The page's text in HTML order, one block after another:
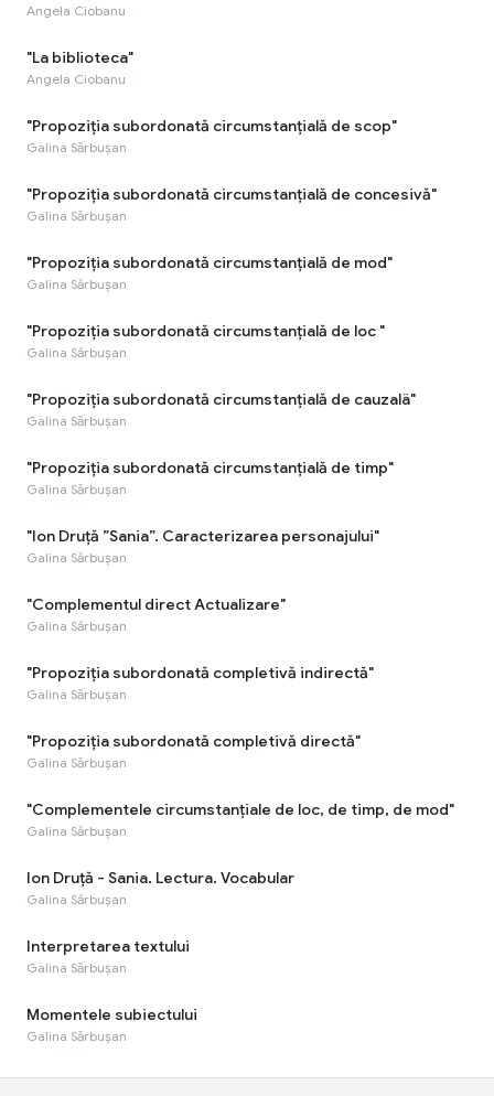
Angela Ciobanu
"La biblioteca"
Angela Ciobanu
"Propoziția subordonată circumstanțială de scop"
Galina Sărbușan
"Propoziția subordonată circumstanțială de concesivă"
Galina Sărbușan
"Propoziția subordonată circumstanțială de mod"
Galina Sărbușan
"Propoziția subordonată circumstanțială de loc "
Galina Sărbușan
"Propoziția subordonată circumstanțială de cauzalä"
Galina Sărbușan
"Propoziția subordonată circumstanțială de timp"
Galina Sărbușan
"Ion Druță ”Sania”. Caracterizarea personajului"
Galina Sărbușan
"Complementul direct Actualizare"
Galina Sărbușan
"Propoziția subordonată completivă indirectă"
Galina Sărbușan
"Propoziția subordonată completivă directă"
Galina Sărbușan
"Complementele circumstanțiale de loc, de timp, de mod"
Galina Sărbușan
Ion Druță - Sania. Lectura. Vocabular
Galina Sărbușan
Interpretarea textului
Galina Sărbușan
Momentele subiectului
Galina Sărbușan